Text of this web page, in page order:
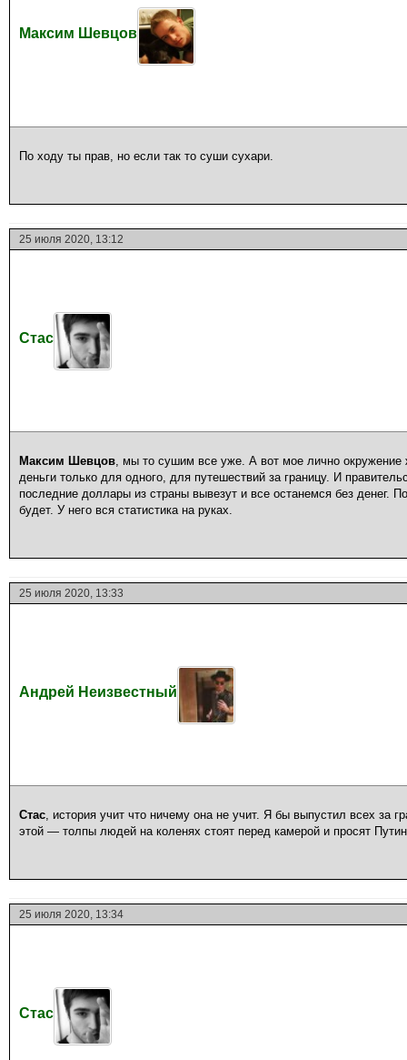
Максим Шевцов
По ходу ты прав, но если так то суши сухари.
25 июля 2020, 13:12
Стас
Максим Шевцов, мы то сушим все уже. А вот мое лично окружение
деньги только для одного, для путешествий за границу. И
последние доллары из страны вывезут и все останемся без денег.
будет. У него вся статистика на руках.
25 июля 2020, 13:33
Андрей Неизвестный
Стас, история учит что ничему она не учит. Я бы выпустил всех за
этой — толпы людей на коленях стоят перед камерой и просят
25 июля 2020, 13:34
Стас